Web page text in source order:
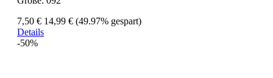
7,50 € 14,99 € (49.97% gespart)
Details
-50%